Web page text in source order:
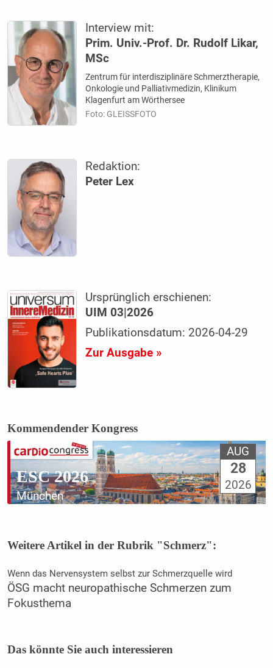
Interview mit:
Prim. Univ.-Prof. Dr. Rudolf Likar,
MSc
Zentrum für interdisziplinäre Schmerztherapie,
Onkologie und Palliativmedizin, Klinikum
Klagenfurt am Wörthersee
Foto: GLEISSFOTO
Redaktion:
Peter Lex
Ursprünglich erschienen:
UIM 03|2026
Publikationsdatum: 2026-04-29
Zur Ausgabe »
Kommendender Kongress
ESC 2026
München
AUG
28
2026
Weitere Artikel in der Rubrik "Schmerz":
Wenn das Nervensystem selbst zur Schmerzquelle wird
ÖSG macht neuropathische Schmerzen zum
Fokusthema
Das könnte Sie auch interessieren